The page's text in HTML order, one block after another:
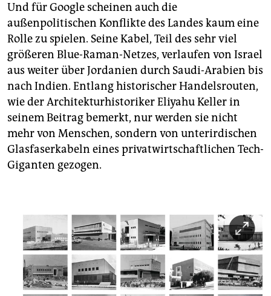
Und für Google scheinen auch die
außenpolitischen Konflikte des Landes kaum eine
Rolle zu spielen. Seine Kabel, Teil des sehr viel
größeren Blue-Raman-Netzes, verlaufen von Israel
aus weiter über Jordanien durch Saudi-Arabien bis
nach Indien. Entlang historischer Handelsrouten,
wie der Architekturhistoriker Eliyahu Keller in
seinem Beitrag bemerkt, nur werden sie nicht
mehr von Menschen, sondern von unterirdischen
Glasfaserkabeln eines privatwirtschaftlichen Tech-
Giganten gezogen.